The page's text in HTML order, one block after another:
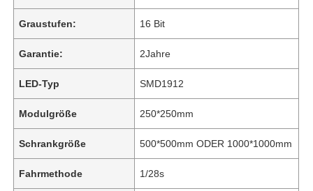
Graustufen: 16 Bit
Garantie: 2Jahre
LED-Typ SMD1912
Modulgröße 250*250mm
Schrankgröße 500*500mm ODER 1000*1000mm
Fahrmethode 1/28s